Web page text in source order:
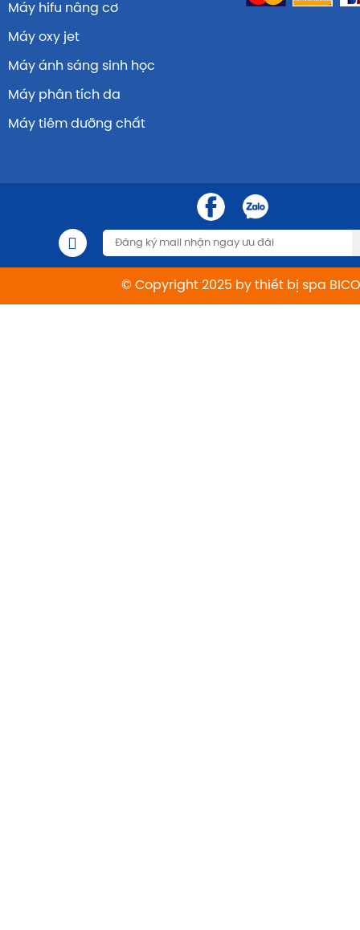
Máy hifu nâng cơ
Máy oxy jet
Máy ánh sáng sinh học
Máy phân tích da
Máy tiêm dưỡng chất
© Copyright 2025 by thiết bị spa BICO